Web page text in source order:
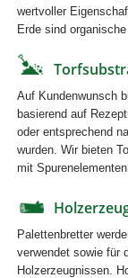
wertvoller
Erde sind
Auf Kundenwunsch
basierend auf
oder entsprechend
wurden. Wir bieten
mit
Palettenbretter
verwendet sowie für
Holzerzeugnissen.